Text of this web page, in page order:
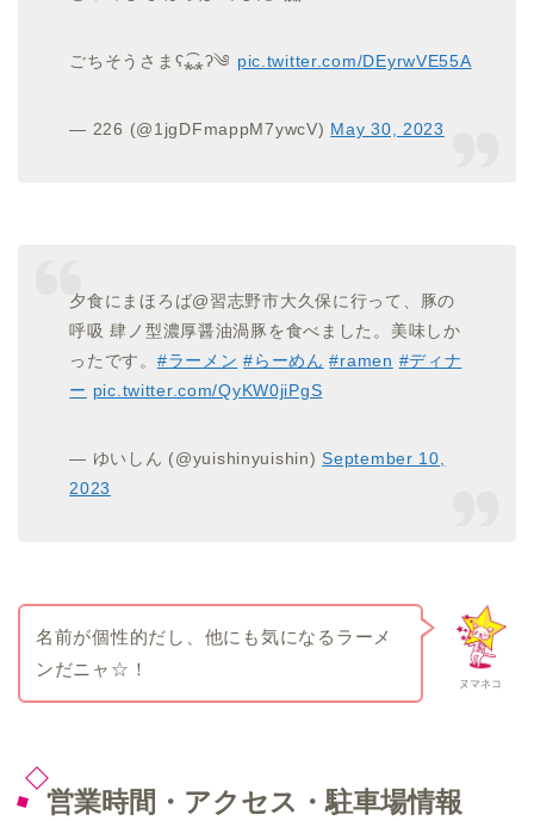
ごちそうさまʕ⁎̯͡⁎ʔ༄ pic.twitter.com/DEyrwVE55A
— 226 (@1jgDFmappM7ywcV) May 30, 2023
夕食にまほろば@習志野市大久保に行って、豚の
呼吸 肆ノ型濃厚醤油渦豚を食べました。美味しか
ったです。 #ラーメン #らーめん #ramen #ディナ
ー pic.twitter.com/QyKW0jiPgS
— ゆいしん (@yuishinyuishin)September 10,
2023
ヌマネコ
名前が個性的だし、他にも気になるラーメ
ンだニャ☆！
営業時間・アクセス・駐車場情報